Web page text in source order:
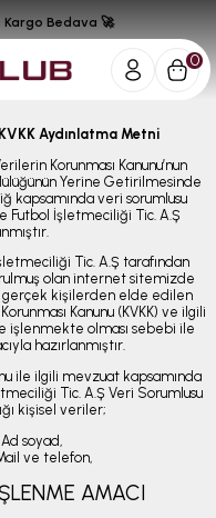
0
Bedava 🚀
Aydınlatma Metni
Korunması Kanunu’nun
Yerine Getirilmesinde
kapsamında veri sorumlusu
Futbol İşletmeciliği Tic. A.Ş
Tic. A.Ş tarafından
olan internet sitemizde
kişilerden elde edilen
Kanunu (KVKK) ve ilgili
işlenmekte olması sebebi ile
hazırlanmıştır.
ile ilgili mevzuat kapsamında
Tic. A.Ş Veri Sorumlusu
kişisel veriler;
soyad,
ve telefon,
AMACI